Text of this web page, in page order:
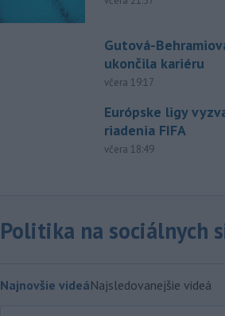
Gutová-
ukončila kariéru
včera 19:17
Európske ligy
riadenia FIFA
včera 18:49
Politika na sociálnych
Najnovšie videáNajsledovanejšie videá